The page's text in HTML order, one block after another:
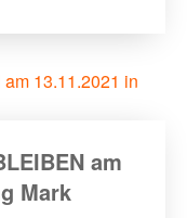
am
Mark